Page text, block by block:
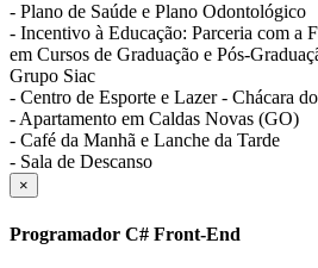
- Plano de Saúde e Plano Odontológico
- Incentivo à Educação: Parceria com a
em Cursos de Graduação e Pós-
Grupo Siac
- Centro de Esporte e Lazer - Chácara
- Apartamento em Caldas Novas (GO)
- Café da Manhã e Lanche da Tarde
- Sala de Descanso
×
Programador C# Front-End